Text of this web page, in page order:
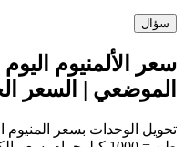
سؤال
سعر الألمنيوم
الموضعي | السعر